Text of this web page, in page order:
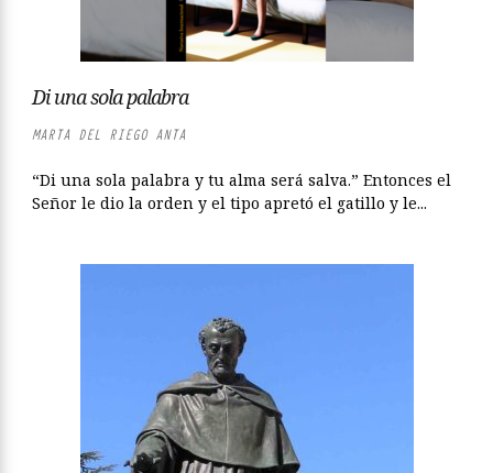
Di una sola palabra
MARTA DEL RIEGO ANTA
“Di una sola palabra y tu alma será salva.” Entonces el
Señor le dio la orden y el tipo apretó el gatillo y le...